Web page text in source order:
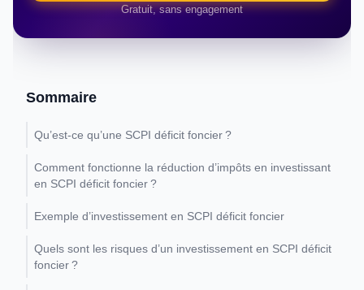
Gratuit, sans engagement
Sommaire
Qu’est-ce qu’une SCPI déficit foncier ?
Comment fonctionne la réduction d’impôts en investissant
en SCPI déficit foncier ?
Exemple d’investissement en SCPI déficit foncier
Quels sont les risques d’un investissement en SCPI déficit
foncier ?